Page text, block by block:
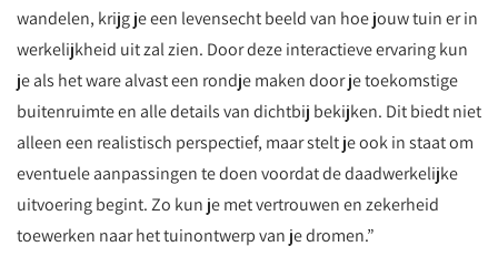
wandelen, krijg je een levensecht beeld van hoe jouw tuin er in
werkelijkheid uit zal zien. Door deze interactieve ervaring kun
je als het ware alvast een rondje maken door je toekomstige
buitenruimte en alle details van dichtbij bekijken. Dit biedt niet
alleen een realistisch perspectief, maar stelt je ook in staat om
eventuele aanpassingen te doen voordat de daadwerkelijke
uitvoering begint. Zo kun je met vertrouwen en zekerheid
toewerken naar het tuinontwerp van je dromen.”